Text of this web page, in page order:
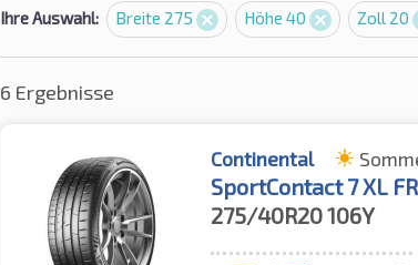
Ihre Auswahl: Breite 275 Höhe 40 Zoll 20
6 Ergebnisse
Continental
SportContact 7 XL
275/40R20106Y